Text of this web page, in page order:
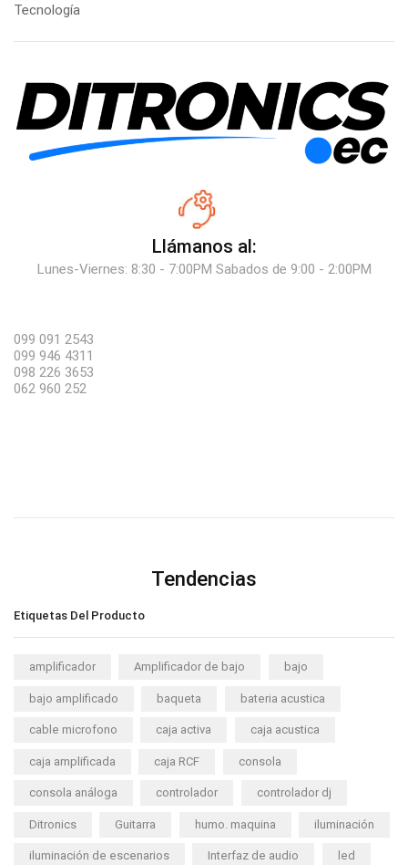
Tecnología
Llámanos al:
Lunes-Viernes: 8:30 - 7:00PM Sabados de 9:00 - 2:00PM
099 091 2543
099 946 4311
098 226 3653
062 960 252
Tendencias
Etiquetas Del Producto
amplificador Amplificador de bajo bajo
bajo amplificado baqueta bateria acustica
cable microfono caja activa caja acustica
caja amplificada caja RCF consola
consola análoga controlador controlador dj
Ditronics Guitarra humo. maquina iluminación
iluminación de escenarios Interfaz de audio led